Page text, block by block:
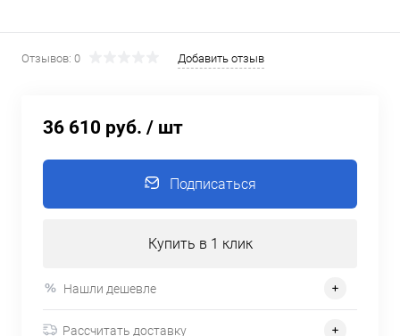
Отзывов: 0 Добавить отзыв
36 610 руб. / шт
Подписаться
Купить в 1 клик
Нашли дешевле
Рассчитать доставку